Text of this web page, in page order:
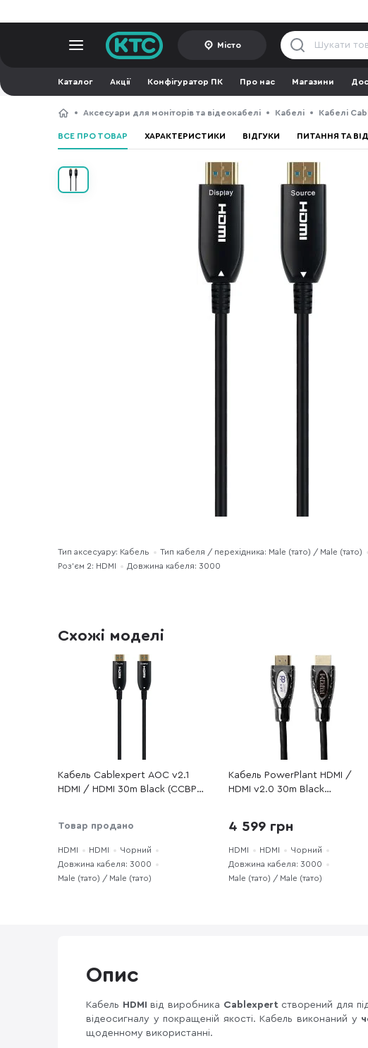
Місто
Каталог Акції Конфігуратор ПК Про нас Магазини
Аксесуари для моніторів та відеокабелі Кабелі Кабелі
ВСЕ ПРО ТОВАР ХАРАКТЕРИСТИКИ ВІДГУКИ ПИТАННЯ ТА
Тип аксесуару: Кабель Тип кабеля / перехідника: Male (тато) / Male (тато)
Роз'єм 2: HDMI
Довжина кабеля: 3000
Схожі моделі
Кабель Cablexpert AOC v2.1
HDMI / HDMI 30m Black (CCBP-
Товар продано
HDMI HDMI
Чорний
Довжина кабеля: 3000
Male (тато) / Male (тато)
Кабель PowerPlant HDMI /
HDMI v2.0 30m Black
4 599 грн
HDMI HDMI
Чорний
Довжина кабеля: 3000
Male (тато) / Male (тато)
Опис
Кабель HDMIвід виробника Cablexpert створений для
відеосигналу у покращеній якості. Кабель виконаний у
щоденному використанні.